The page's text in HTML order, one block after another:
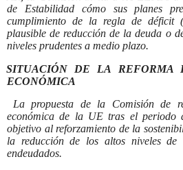
de Estabilidad cómo sus planes
cumplimiento de la regla de
plausible de reducción de la deuda o
niveles prudentes a medio plazo.
SITUACIÓN DE LA REFORMA
ECONÓMICA
propuesta de la Comisión de
económica de la UE tras el periodo
objetivo al reforzamiento de la
la reducción de los altos niveles de
endeudados.